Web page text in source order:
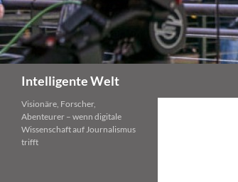
Intelligente Welt
Visionäre, Forscher,
Abenteurer – wenn digitale
Wissenschaft auf Journalismus
trifft